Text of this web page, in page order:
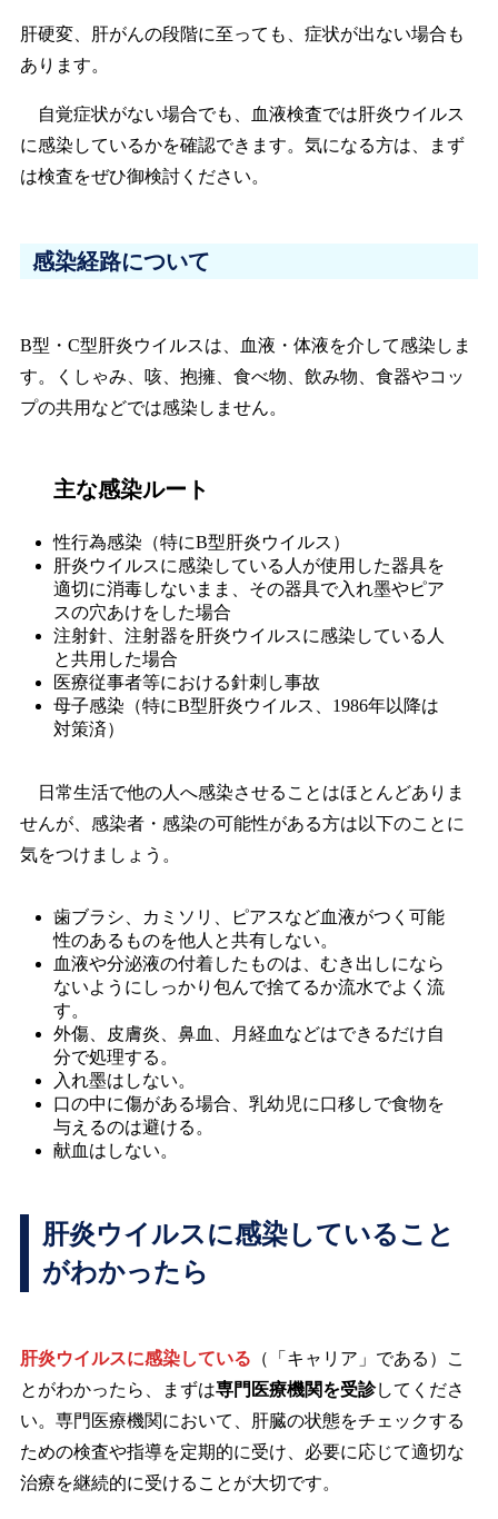
肝硬変、肝がんの段階に至っても、症状が出ない場合も
あります。
自覚症状がない場合でも、血液検査では肝炎ウイルス
に感染しているかを確認できます。気になる方は、まず
は検査をぜひ御検討ください。
感染経路について
B型・C型肝炎ウイルスは、血液・体液を介して感染しま
す。くしゃみ、咳、抱擁、食べ物、飲み物、食器やコッ
プの共用などでは感染しません。
主な感染ルート
性行為感染（特にB型肝炎ウイルス）
肝炎ウイルスに感染している人が使用した器具を
適切に消毒しないまま、その器具で入れ墨やピア
スの穴あけをした場合
注射針、注射器を肝炎ウイルスに感染している人
と共用した場合
医療従事者等における針刺し事故
母子感染（特にB型肝炎ウイルス、1986年以降は
対策済）
日常生活で他の人へ感染させることはほとんどありま
せんが、感染者・感染の可能性がある方は以下のことに
気をつけましょう。
歯ブラシ、カミソリ、ピアスなど血液がつく可能
性のあるものを他人と共有しない。
血液や分泌液の付着したものは、むき出しになら
ないようにしっかり包んで捨てるか流水でよく流
す。
外傷、皮膚炎、鼻血、月経血などはできるだけ自
分で処理する。
入れ墨はしない。
口の中に傷がある場合、乳幼児に口移しで食物を
与えるのは避ける。
献血はしない。
肝炎ウイルスに感染していること
がわかったら
肝炎ウイルスに感染している （「キャリア」である）こ
とがわかったら、まずは専門医療機関を受診してくださ
い。専門医療機関において、肝臓の状態をチェックする
ための検査や指導を定期的に受け、必要に応じて適切な
治療を継続的に受けることが大切です。